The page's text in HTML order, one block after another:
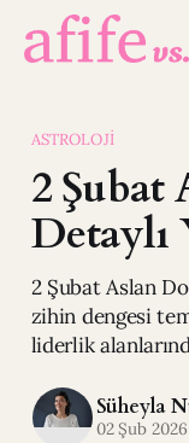
ASTROLOJI
2 Şubat
Detaylı
2 Şubat Aslan
zihin dengesi
liderlik
Süheyla
02 Şub 2026